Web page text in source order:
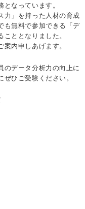
なっています。
力」を持った人材の育成
も無料で参加できる「デ
ととなりました。
内申しあげます。
のデータ分析力の向上に
ひご受験ください。